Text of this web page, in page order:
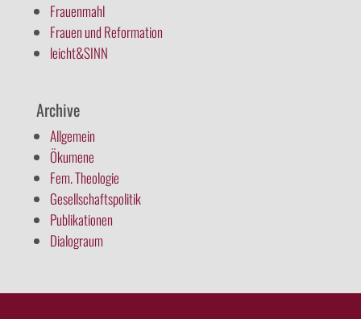
Frauenmahl
Frauen und Reformation
leicht&SINN
Archive
Allgemein
Ökumene
Fem. Theologie
Gesellschaftspolitik
Publikationen
Dialograum